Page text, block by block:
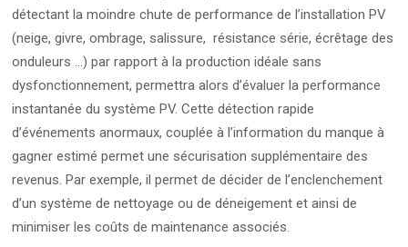
détectant la moindre chute de performance de l’installation PV
(neige, givre, ombrage, salissure, résistance série, écrêtage des
onduleurs …) par rapport à la production idéale sans
dysfonctionnement, permettra alors d’évaluer la performance
instantanée du système PV. Cette détection rapide
d’événements anormaux, couplée à l’information du manque à
gagner estimé permet une sécurisation supplémentaire des
revenus. Par exemple, il permet de décider de l’enclenchement
d’un système de nettoyage ou de déneigement et ainsi de
minimiser les coûts de maintenance associés.